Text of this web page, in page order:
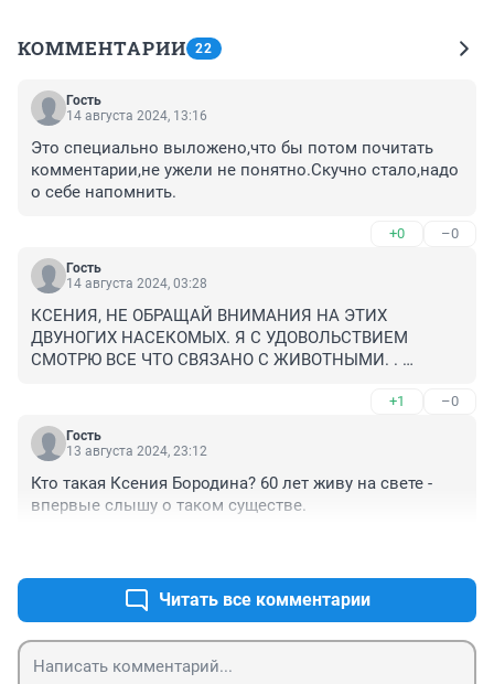
КОММЕНТАРИИ 22
Гость
14 августа 2024, 13:16
Это специально выложено,что бы потом почитать
комментарии,не ужели не понятно.Скучно стало,надо
о себе напомнить.
+0 –0
Гость
14 августа 2024, 03:28
КСЕНИЯ, НЕ ОБРАЩАЙ ВНИМАНИЯ НА ЭТИХ
ДВУНОГИХ НАСЕКОМЫХ. Я С УДОВОЛЬСТВИЕМ
СМОТРЮ ВСЕ ЧТО СВЯЗАНО С ЖИВОТНЫМИ. .
+1 –0
Гость
13 августа 2024, 23:12
Кто такая Ксения Бородина? 60 лет живу на свете -
впервые слышу о таком существе.
Читать все комментарии